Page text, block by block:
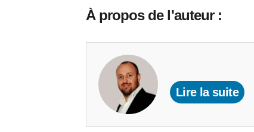
À propos de l'auteur :
Lire la suite